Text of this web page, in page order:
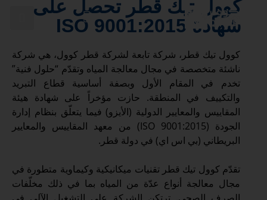
كوول تيك قطر تحصل على
شهادة ISO 9001:2015
كوول تيك قطر، شركة تابعة لشركة قطر كوول، هي شركة
ناشئة متخصصة في مجال معالجة المياه وتقدّم “حلول فنية”
تخدم في المقام الأول وبصفة أساسية قطاع التبريد
والتكييف في المنطقة. حازت مؤخراً على شهادة هيئة
المقاييس والمعايير الدولية (الأيزو) فيما يتعلّق بنظام إدارة
الجودة (ISO 9001:2015) من معهد المقاييس والمعايير
البريطاني (بي اس اي) في دولة قطر.
تقدّم كوول تيك قطر تقنيات ميكانيكية وكيماوية متطورة في
مجال معالجة أنواع عدّة من المياه بما في ذلك مخلّفات